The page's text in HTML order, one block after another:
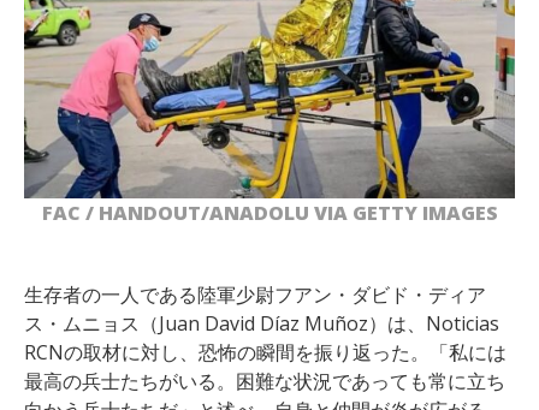
FAC / HANDOUT/ANADOLU VIA GETTY IMAGES
生存者の一人である陸軍少尉フアン・ダビド・ディア
ス・ムニョス（Juan David Díaz Muñoz）は、Noticias
RCNの取材に対し、恐怖の瞬間を振り返った。「私には
最高の兵士たちがいる。困難な状況であっても常に立ち